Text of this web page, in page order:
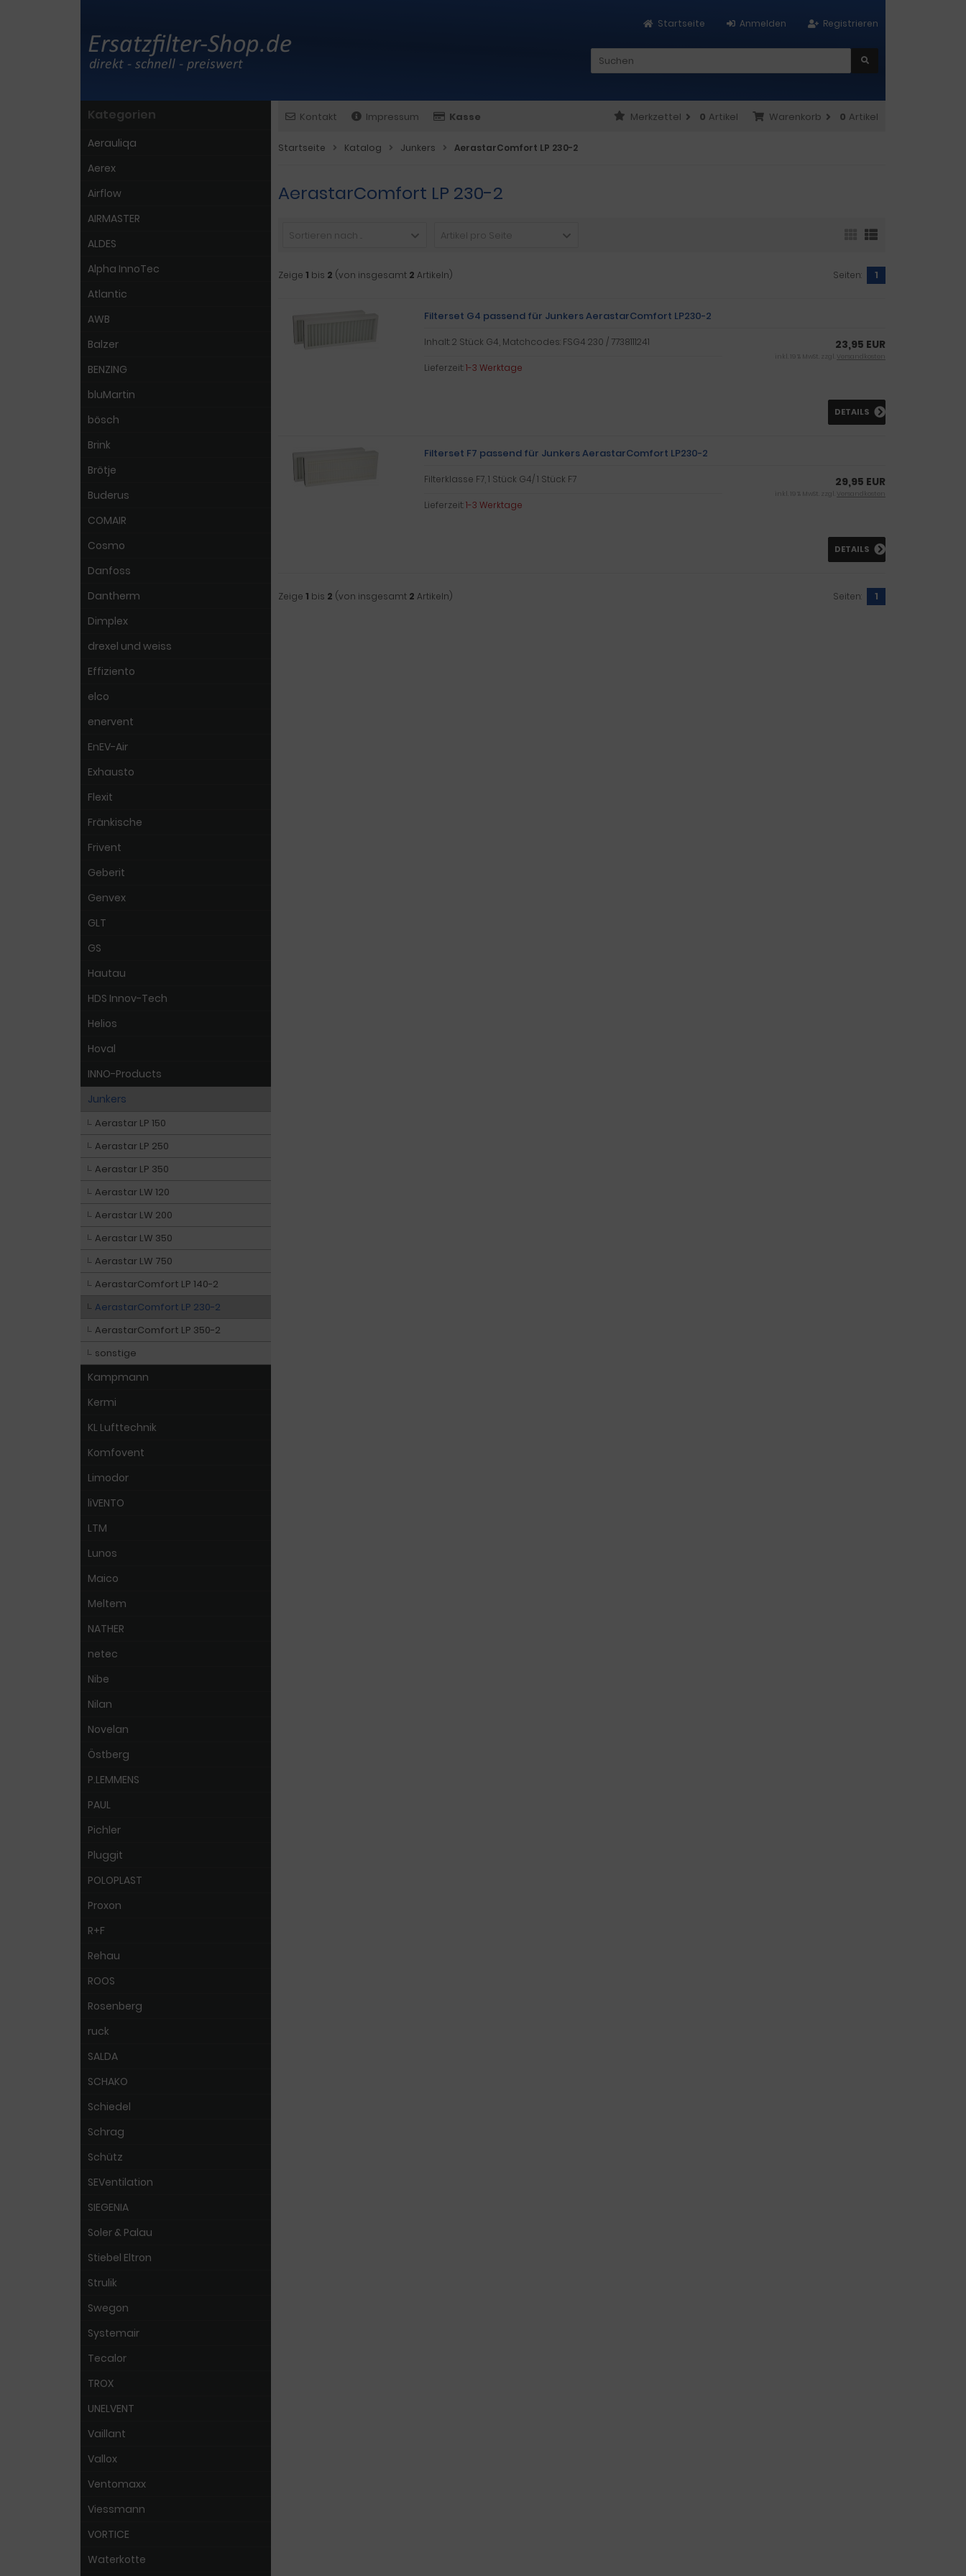
Registrieren
Anmelden
Startseite
Kontakt Impressum Kasse Warenkorb 0 Artikel
Merkzettel 0 Artikel
Startseite Katalog Junkers AerastarComfort LP 230-2
AerastarComfort LP 230-2
Sortieren nach ... Artikel pro Seite
Zeige 1 bis 2 (von insgesamt 2 Artikeln) Seiten: 1
Filterset G4 passend für Junkers AerastarComfort LP230-2
Inhalt: 2 Stück G4, Matchcodes: FSG4 230 / 7738111241
Lieferzeit:1-3 Werktage
23,95 EUR
inkl. 19 % MwSt. zzgl. Versandkosten
DETAILS
Filterset F7 passend für Junkers AerastarComfort LP230-2
Filterklasse F7, 1 Stück G4/ 1 Stück F7
Lieferzeit:1-3 Werktage
29,95 EUR
inkl. 19 % MwSt. zzgl. Versandkosten
DETAILS
Zeige 1 bis 2 (von insgesamt 2 Artikeln) Seiten: 1
Kategorien
Aerauliqa
Aerex
Airflow
AIRMASTER
ALDES
Alpha InnoTec
Atlantic
AWB
Balzer
BENZING
bluMartin
bösch
Brink
Brötje
Buderus
COMAIR
Cosmo
Danfoss
Dantherm
Dimplex
drexel und weiss
Effiziento
elco
enervent
EnEV-Air
Exhausto
Flexit
Fränkische
Frivent
Geberit
Genvex
GLT
GS
Hautau
HDS Innov-Tech
Helios
Hoval
INNO-Products
Junkers
Aerastar LP 150
Aerastar LP 250
Aerastar LP 350
Aerastar LW 120
Aerastar LW 200
Aerastar LW 350
Aerastar LW 750
AerastarComfort LP 140-2
AerastarComfort LP 230-2
AerastarComfort LP 350-2
sonstige
Kampmann
Kermi
KL Lufttechnik
Komfovent
Limodor
liVENTO
LTM
Lunos
Maico
Meltem
NATHER
netec
Nibe
Nilan
Novelan
Östberg
P.LEMMENS
PAUL
Pichler
Pluggit
POLOPLAST
Proxon
R+F
Rehau
ROOS
Rosenberg
ruck
SALDA
SCHAKO
Schiedel
Schrag
Schütz
SEVentilation
SIEGENIA
Soler & Palau
Stiebel Eltron
Strulik
Swegon
Systemair
Tecalor
TROX
UNELVENT
Vaillant
Vallox
Ventomaxx
Viessmann
VORTICE
Waterkotte